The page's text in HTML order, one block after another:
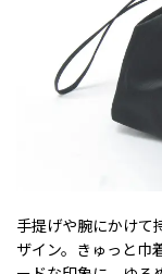
手提げや腕にかけて
ザイン。きゅっと巾